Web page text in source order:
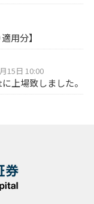
用分】
15日 10:00
上場致しました。